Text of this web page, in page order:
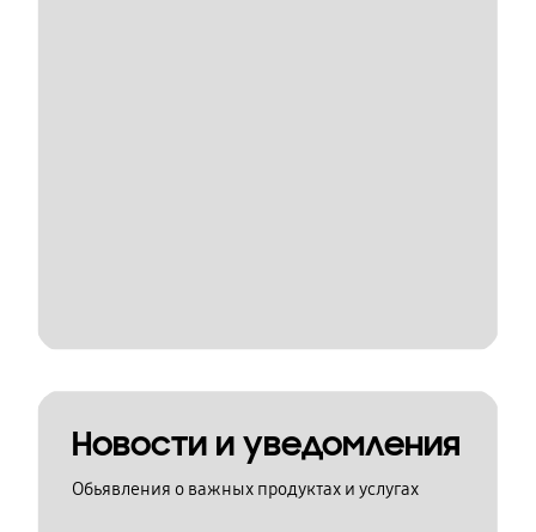
Новости и уведомления
Обьявления о важных продуктах и услугах